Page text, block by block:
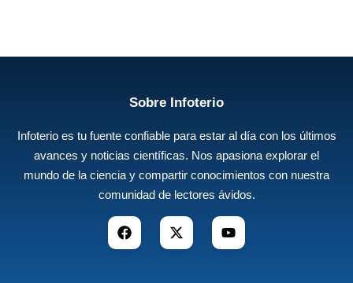
Sobre Infoterio
Infoterio es tu fuente confiable para estar al día con los últimos
avances y noticias científicas. Nos apasiona explorar el
mundo de la ciencia y compartir conocimientos con nuestra
comunidad de lectores ávidos.